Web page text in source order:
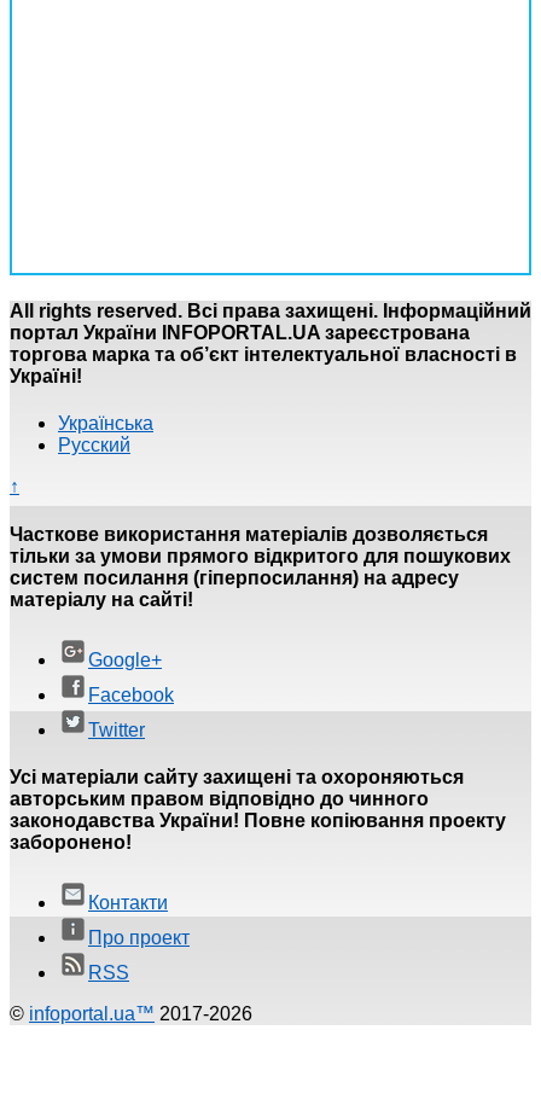
All rights reserved. Всі права захищені. Інформаційний
портал України INFOPORTAL.UA зареєстрована
торгова марка та об’єкт інтелектуальної власності в
Україні!
Українська
Русский
↑
Часткове використання матеріалів дозволяється
тільки за умови прямого відкритого для пошукових
систем посилання (гіперпосилання) на адресу
матеріалу на сайті!
Google+
Facebook
Twitter
Усі матеріали сайту захищені та охороняються
авторським правом відповідно до чинного
законодавства України! Повне копіювання проекту
заборонено!
Контакти
Про проект
RSS
© infoportal.ua™ 2017-2026